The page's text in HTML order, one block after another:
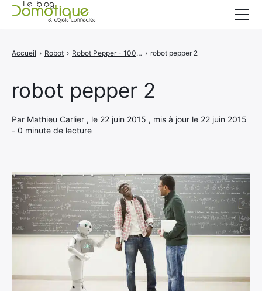
robot pepper 2
Par Mathieu Carlier , le 22 juin 2015 , mis à jour le 22 juin 2015
- 0 minute de lecture
Accueil › Robot › Robot Pepper - 1000 robots vendus en 1 minute ! › robot pepper 2
A propos
CONTACT